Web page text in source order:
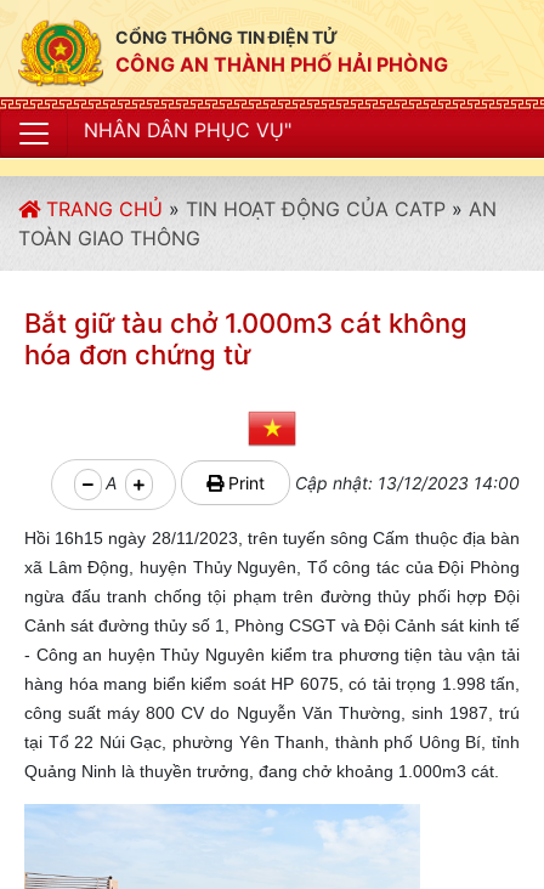
CỔNG THÔNG TIN ĐIỆN TỬ
CÔNG AN THÀNH PHỐ HẢI PHÒNG
PHỤC VỤ"
TRANG CHỦ » TIN HOẠT ĐỘNG CỦA CATP » AN
TOÀN GIAO THÔNG
Bắt giữ tàu chở 1.000m3 cát không
hóa đơn chứng từ
A Print Cập nhật: 13/12/2023 14:00
Hồi 16h15 ngày 28/11/2023, trên tuyến sông Cấm thuộc địa bàn
xã Lâm Động, huyện Thủy Nguyên, Tổ công tác của Đội Phòng
ngừa đấu tranh chống tội phạm trên đường thủy phối hợp Đội
Cảnh sát đường thủy số 1, Phòng CSGT và Đội Cảnh sát kinh tế
- Công an huyện Thủy Nguyên kiểm tra phương tiện tàu vận tải
hàng hóa mang biển kiểm soát HP 6075, có tải trọng 1.998 tấn,
công suất máy 800 CV do Nguyễn Văn Thường, sinh 1987, trú
tại Tổ 22 Núi Gạc, phường Yên Thanh, thành phố Uông Bí, tỉnh
Quảng Ninh là thuyền trưởng, đang chở khoảng 1.000m3 cát.